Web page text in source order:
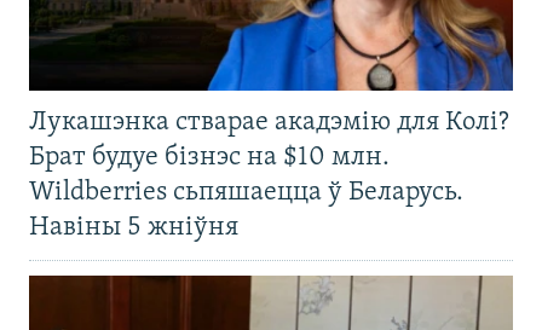
Лукашэнка стварае акадэмію для Колі?
Брат будуе бізнэс на $10 млн.
Wildberries сьпяшаецца ў Беларусь.
Навіны 5 жніўня